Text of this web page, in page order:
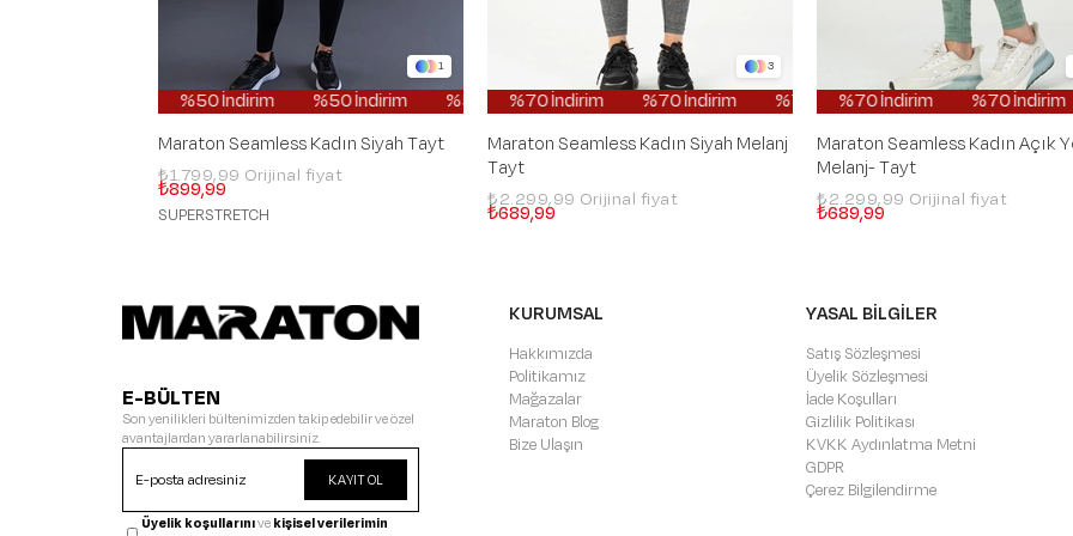
1
%50 İndirim %50 İndirim %50 İndirim %50 İndirim %50 İndirim %50 İndirim %50 İndirim %50
Maraton Seamless Kadın Siyah Tayt
₺899,99
₺1.799,99
SUPERSTRETCH
3
%70 İndirim %70 İndirim %70 İndirim %70 İndirim %70 İndirim
Maraton Seamless Kadın Siyah Melanj
Tayt
₺689,99
₺2.299,99
%70 İndirim %70 İndirim %70
Maraton Seamless Kadın Açık
Melanj- Tayt
₺689,99
₺2.299,99
E-BÜLTEN
Son yenilikleri bültenimizden takip edebilir ve özel
avantajlardan yararlanabilirsiniz.
KAYIT OL
Üyelik koşullarınıvekişisel verilerimin
KURUMSAL
Hakkımızda
Politikamız
Mağazalar
Maraton Blog
Bize Ulaşın
YASAL BİLGİLER
Satış Sözleşmesi
Üyelik Sözleşmesi
İade Koşulları
Gizlilik Politikası
KVKK Aydınlatma Metni
GDPR
Çerez Bilgilendirme